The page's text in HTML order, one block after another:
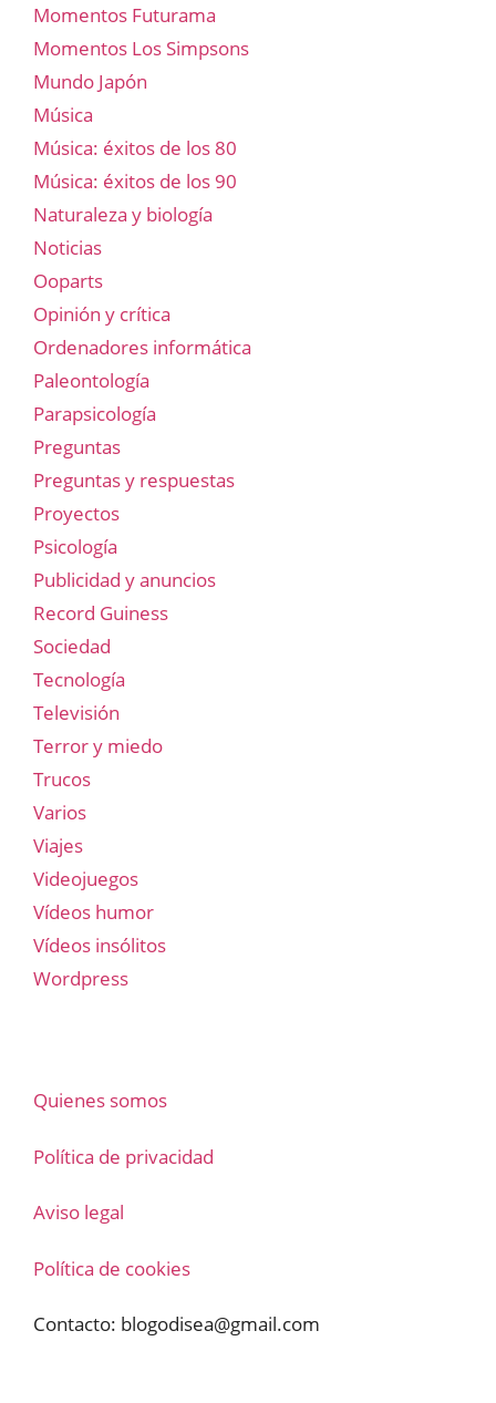
Momentos Futurama
Momentos Los Simpsons
Mundo Japón
Música
Música: éxitos de los 80
Música: éxitos de los 90
Naturaleza y biología
Noticias
Ooparts
Opinión y crítica
Ordenadores informática
Paleontología
Parapsicología
Preguntas
Preguntas y respuestas
Proyectos
Psicología
Publicidad y anuncios
Record Guiness
Sociedad
Tecnología
Televisión
Terror y miedo
Trucos
Varios
Viajes
Videojuegos
Vídeos humor
Vídeos insólitos
Wordpress
Quienes somos
Política de privacidad
Aviso legal
Política de cookies
Contacto: blogodisea@gmail.com